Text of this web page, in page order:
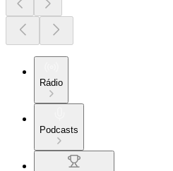
Rádio
Podcasts